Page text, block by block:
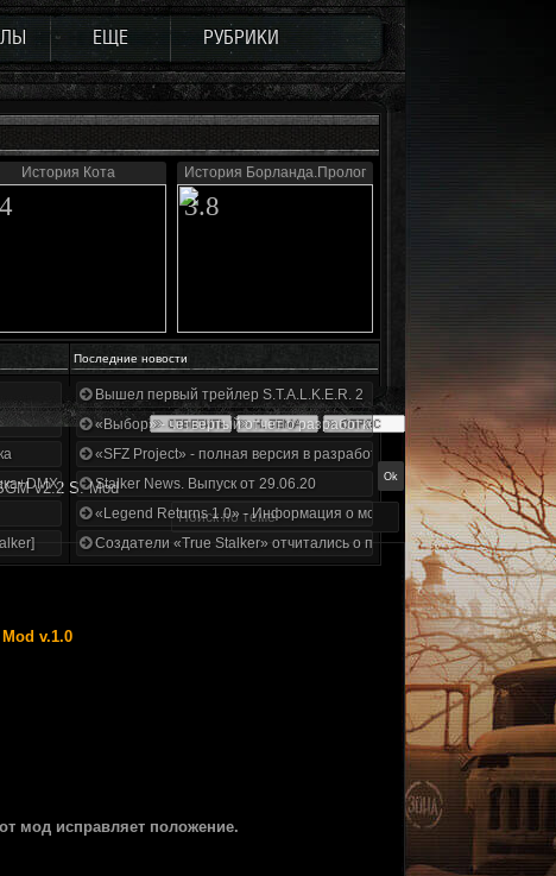
ЕЩЕ РУБРИКИ
История Кота История Борланда.Пролог
3.8
Последние новости
1.3.5.ООП.МА.К.
Вышел первый трейлер S.T.A.L.K.E.R. 2
«Выбор» - четвертый отчет о разработке!
«SFZ Project» - полная версия в разработке!
Stalker News. Выпуск от 29.06.20
«Legend Returns 1.0» - Информация о моде за июнь 2020
Создатели «True Stalker» отчитались о проделанной работе
v2.2 S. Mod
v.1.0
мод исправляет положение.